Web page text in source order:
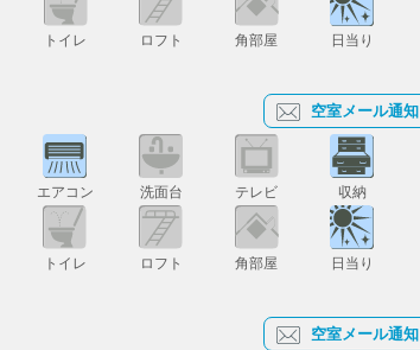
トイレ ロフト 角部屋 日当り
空室メール通知
エアコン 洗面台 テレビ 収納
トイレ ロフト 角部屋 日当り
空室メール通知